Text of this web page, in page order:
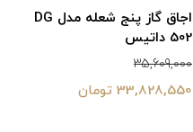
اجاق گاز پنج شعله مدل DG
502 داتیس
35,609,000
33,828,550 تومان